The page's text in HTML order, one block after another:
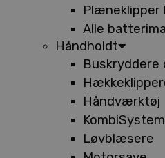
Plæneklipper
Alle
Håndholdt
Buskryddere
Håndværktøj
KombiSystem
Løvblæsere